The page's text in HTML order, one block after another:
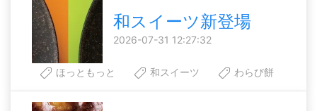
和スイーツ新登場
2026-07-31 12:27:32
ほっともっと 和スイーツ わらび餅